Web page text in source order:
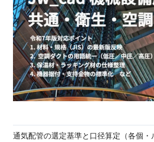
通気配管の選定基準と口径算定（各個・